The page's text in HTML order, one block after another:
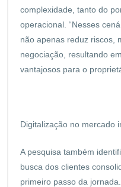
complexidade, tanto do
operacional. “Nesses
não apenas reduz riscos,
negociação, resultando
vantajosos para o
Digitalização no mercado
A pesquisa também
busca dos clientes
primeiro passo da